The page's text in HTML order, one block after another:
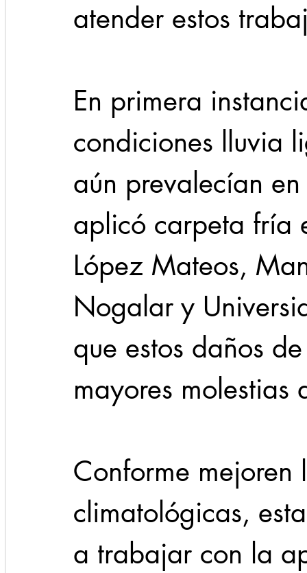
atender estos
En primera
condiciones lluvia
aún prevalecían
aplicó carpeta fría
López Mateos,
Nogalar y
que estos daños
mayores molestias
Conforme
climatológicas,
a trabajar con la